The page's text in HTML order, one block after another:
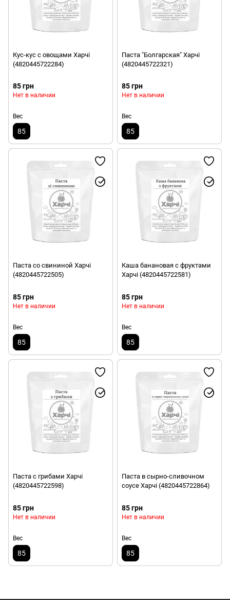
Кус-кус с овощами Харчі
(4820445722284)
85 грн
Нет в наличии
Вес
85
Паста "Болгарская" Харчі
(4820445722321)
85 грн
Нет в наличии
Вес
85
Паста со свининой Харчі
(4820445722505)
85 грн
Нет в наличии
Вес
85
Каша банановая с фруктами
Харчі (4820445722581)
85 грн
Нет в наличии
Вес
85
Паста с грибами Харчі
(4820445722598)
85 грн
Нет в наличии
Вес
85
Паста в сырно-сливочном
соусе Харчі (4820445722864)
85 грн
Нет в наличии
Вес
85